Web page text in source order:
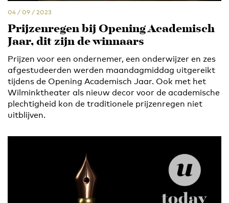
04 / 09 / 2023
Prijzenregen bij Opening Academisch
Jaar, dit zijn de winnaars
Prijzen voor een ondernemer, een onderwijzer en zes
afgestudeerden werden maandagmiddag uitgereikt
tijdens de Opening Academisch Jaar. Ook met het
Wilminktheater als nieuw decor voor de academische
plechtigheid kon de traditionele prijzenregen niet
uitblijven.